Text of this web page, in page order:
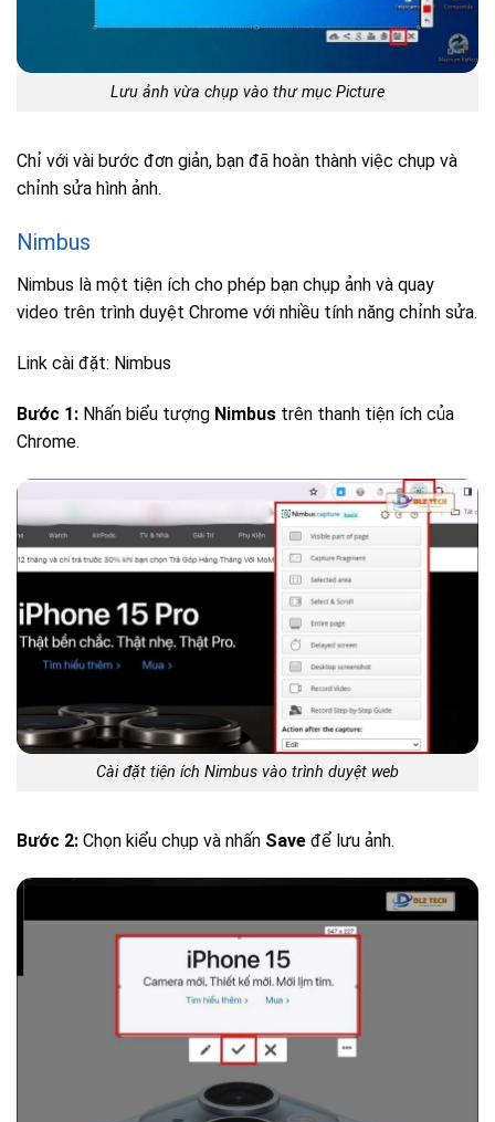
Lưu ảnh vừa chụp vào thư mục Picture
Chỉ với vài bước đơn giản, bạn đã hoàn thành việc chụp và
chỉnh sửa hình ảnh.
Nimbus
Nimbus là một tiện ích cho phép bạn chụp ảnh và quay
video trên trình duyệt Chrome với nhiều tính năng chỉnh sửa.
Link cài đặt: Nimbus
Bước 1: Nhấn biểu tượng Nimbus trên thanh tiện ích của
Chrome.
Cài đặt tiện ích Nimbus vào trình duyệt web
Bước 2: Chọn kiểu chụp và nhấn Save để lưu ảnh.